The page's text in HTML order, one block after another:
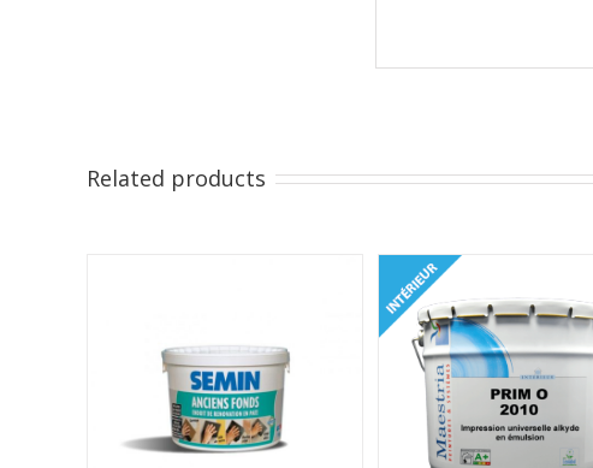
Related products